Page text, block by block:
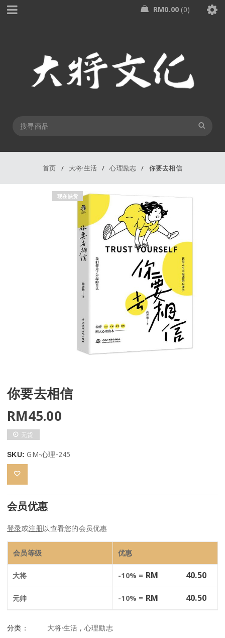
RM0.00 0
首页 / 大将·生活 / 心理励志 / 你要去相信
现在缺货
你要去相信
RM45.00
无货
SKU:GM-心理-245
会员优惠
登录或注册以查看您的会员优惠
会员等级 优惠
大将 -10% = RM 40.50
元帅 -10% = RM 40.50
分类： 大将·生活 , 心理励志